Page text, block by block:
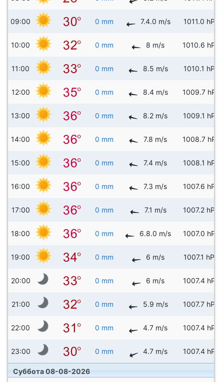
09:00 0 mm 7.4.0 m/s 1011.0 hPa
10:00 0 mm 8 m/s 1010.6 hPa
11:00 0 mm 8.5 m/s 1010.1 hPa
12:00 0 mm 8.4 m/s 1009.7 hPa
13:00 0 mm 8.2 m/s 1009.1 hPa
14:00 0 mm 7.8 m/s 1008.7 hPa
15:00 0 mm 7.4 m/s 1008.1 hPa
16:00 0 mm 7.3 m/s 1007.6 hPa
17:00 0 mm 7.1 m/s 1007.2 hPa
18:00 0 mm 6.8.0 m/s 1007.0 hPa
19:00 0 mm 6 m/s 1007.1 hPa
20:00 0 mm 6 m/s 1007.4 hPa
21:00 0 mm 5.9 m/s 1007.7 hPa
22:00 0 mm 4.7 m/s 1007.4 hPa
23:00 0 mm 4.7 m/s 1007.4 hPa
Суббота 08-08-2026